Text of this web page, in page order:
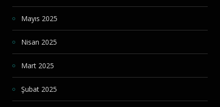
Mayıs 2025
Nisan 2025
Mart 2025
Şubat 2025